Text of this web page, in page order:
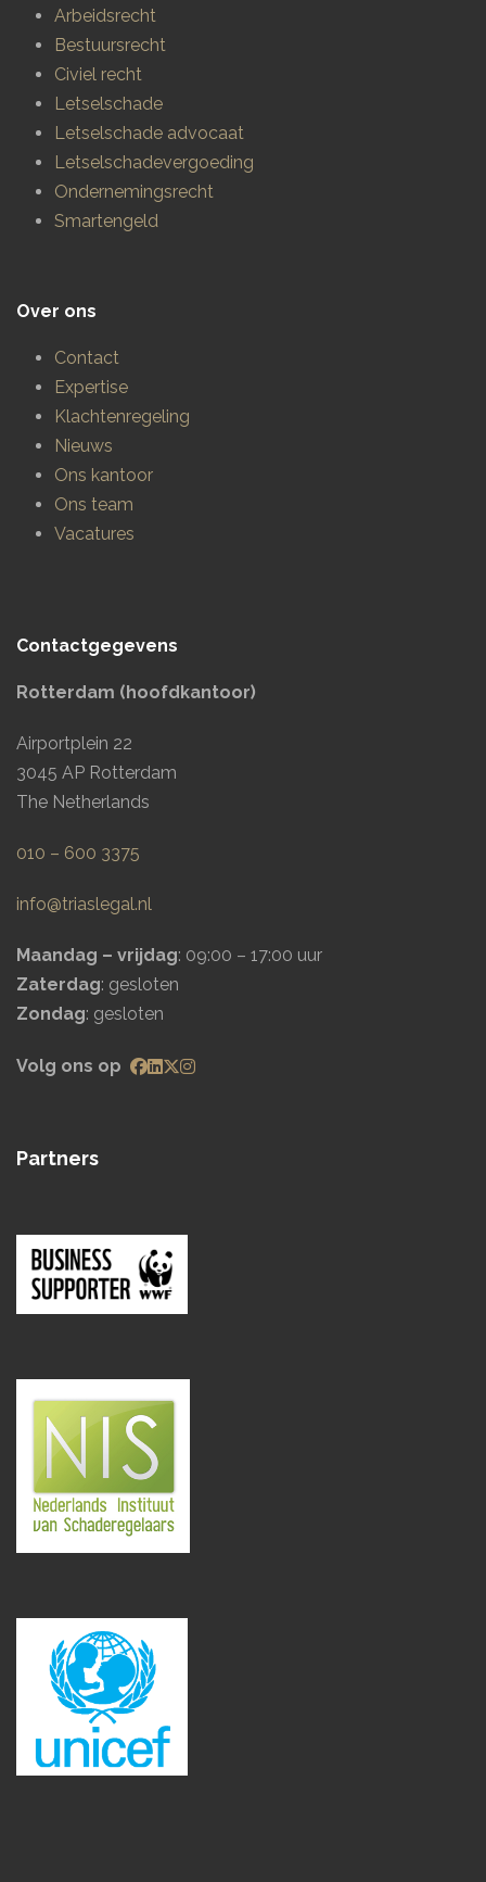
Arbeidsrecht
Bestuursrecht
Civiel recht
Letselschade
Letselschade advocaat
Letselschadevergoeding
Ondernemingsrecht
Smartengeld
Over ons
Contact
Expertise
Klachtenregeling
Nieuws
Ons kantoor
Ons team
Vacatures
Contactgegevens
Rotterdam (hoofdkantoor)
Airportplein 22
3045 AP Rotterdam
The Netherlands
010 – 600 3375
info@triaslegal.nl
Maandag – vrijdag: 09:00 – 17:00 uur
Zaterdag: gesloten
Zondag: gesloten
Volg ons op
Partners